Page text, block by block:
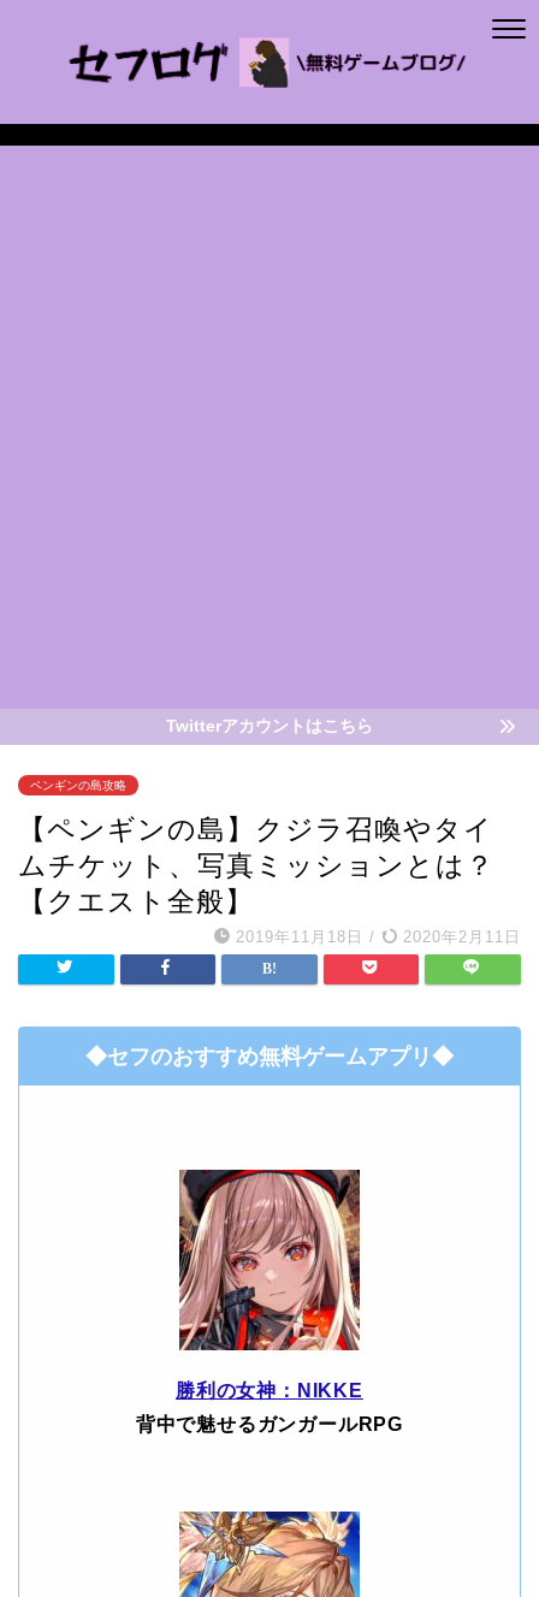
Twitterアカウントはこちら
ペンギンの島攻略
【ペンギンの島】クジラ召喚やタイ
ムチケット、写真ミッションとは？
【クエスト全般】
2019年11月18日 / 2020年2月11日
◆セフのおすすめ無料ゲームアプリ◆
勝利の女神：NIKKE
背中で魅せるガンガールRPG